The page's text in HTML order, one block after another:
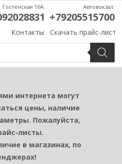
Контакты Скачать прайс-лист
Гостенская 16А: Автовокзал:
+79205515700
интернета могут
цены, наличие
Пожалуйста,
листы.
в магазинах, по